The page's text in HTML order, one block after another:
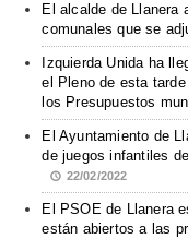
El alcalde de Llanera
comunales que se
Izquierda Unida ha
el Pleno de esta
los Presupuestos
El Ayuntamiento de
de juegos infantiles
22/02/2022
El PSOE de Llanera
están abiertos a las